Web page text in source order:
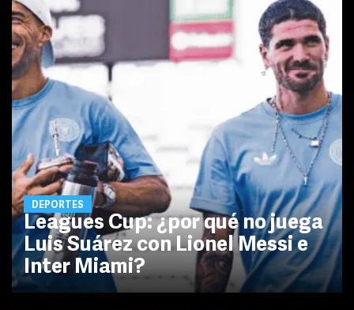
DEPORTES
Leagues Cup: ¿por qué no juega
Luis Suárez con Lionel Messi e
Inter Miami?